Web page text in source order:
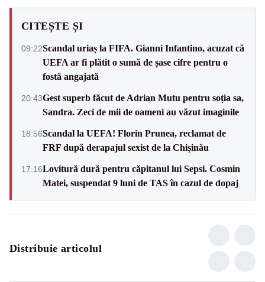
CITEȘTE ȘI
09:22Scandal uriaș la FIFA. Gianni Infantino, acuzat că
UEFA ar fi plătit o sumă de șase cifre pentru o
fostă angajată
20:43Gest superb făcut de Adrian Mutu pentru soția sa,
Sandra. Zeci de mii de oameni au văzut imaginile
18:56Scandal la UEFA! Florin Prunea, reclamat de
FRF după derapajul sexist de la Chișinău
17:16Lovitură dură pentru căpitanul lui Sepsi. Cosmin
Matei, suspendat 9 luni de TAS în cazul de dopaj
Distribuie articolul